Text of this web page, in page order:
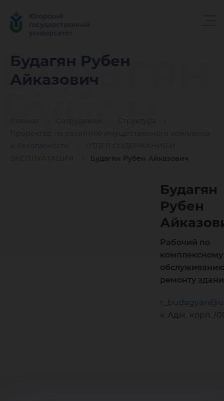
Будагян Рубен
Айказович
Будагян Рубен Айказович
Будагян
Будагян
Рубен
Рабочий по
комплексному
ремонту
к.Адм. корп./